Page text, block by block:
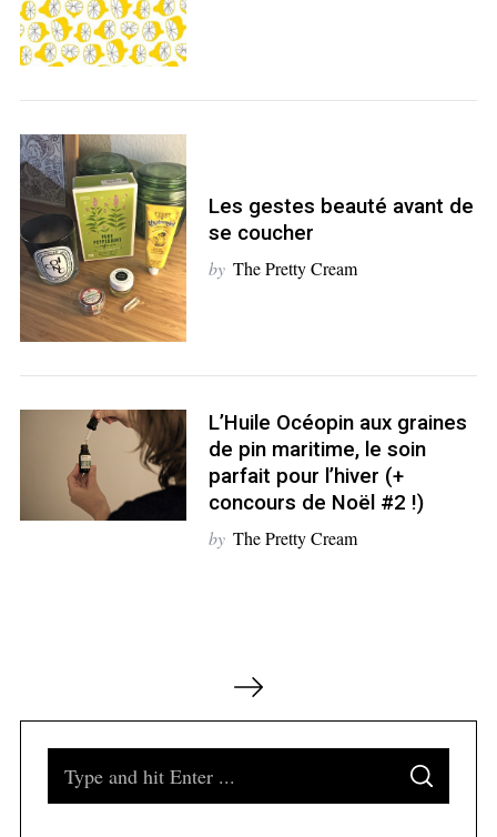
Les gestes beauté avant de
se coucher
by The Pretty Cream
L’Huile Océopin aux graines
de pin maritime, le soin
parfait pour l’hiver (+
concours de Noël #2 !)
by The Pretty Cream
S
A
h
f
o